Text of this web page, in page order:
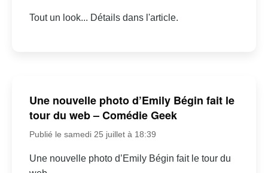
Tout un look... Détails dans l'article.
Une nouvelle photo d’Emily Bégin fait le
tour du web – Comédie Geek
Publié le samedi 25 juillet à 18:39
Une nouvelle photo d’Emily Bégin fait le tour du